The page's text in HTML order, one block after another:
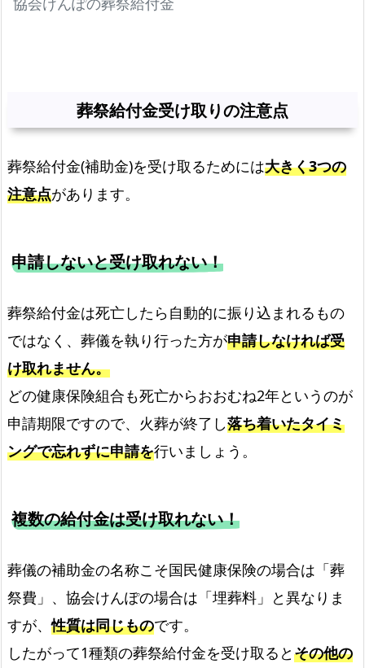
答
葬祭給付金受け取りの注意点
葬祭給付金(補助金)を受け取るためには大きく3つの
注意点があります。
申請しないと受け取れない！
葬祭給付金は死亡したら自動的に振り込まれるもの
ではなく、葬儀を執り行った方が申請しなければ受
け取れません。
どの健康保険組合も死亡からおおむね2年というのが
申請期限ですので、火葬が終了し落ち着いたタイミ
ングで忘れずに申請を行いましょう。
複数の給付金は受け取れない！
葬儀の補助金の名称こそ国民健康保険の場合は「葬
祭費」、協会けんぽの場合は「埋葬料」と異なりま
すが、性質は同じものです。
したがって1種類の葬祭給付金を受け取るとその他の